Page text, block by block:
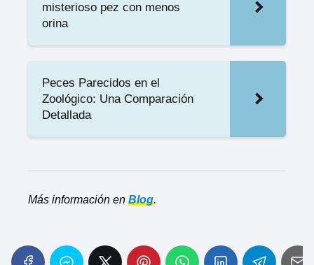
misterioso pez con menos
orina
Peces Parecidos en el
Zoológico: Una Comparación
Detallada
Más información en Blog.